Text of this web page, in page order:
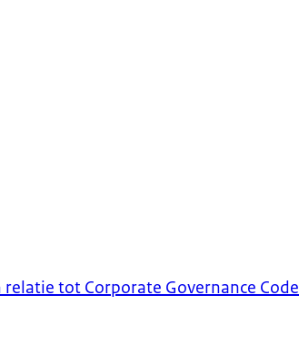
tot Corporate Governance Code